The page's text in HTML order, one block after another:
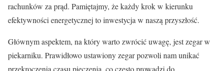
rachunków za prąd. Pamiętajmy, że każdy krok w kierunku
efektywności energetycznej to inwestycja w naszą przyszłość.
Głównym aspektem, na który warto zwrócić uwagę, jest zegar w
piekarniku. Prawidłowo ustawiony zegar pozwoli nam unikać
przekroczenia czasu pieczenia, co często prowadzi do